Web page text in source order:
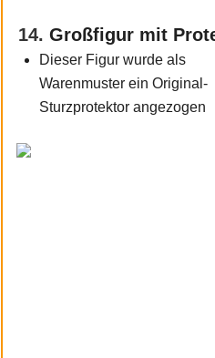
14.Großfigur mit
Dieser Figur wurde als
Warenmuster ein Original-
Sturzprotektor angezogen